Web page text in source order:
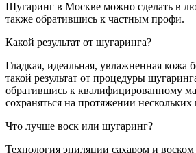
Шугаринг в Москве можно сделать в
также обратившись к частным профи.
Какой результат от шугаринга?
Гладкая, идеальная, увлажненная кожа
такой результат от процедуры
обратившись к квалифицированному
сохраняться на протяжении нескольких
Что лучше воск или шугаринг?
Технология эпиляции сахаром и